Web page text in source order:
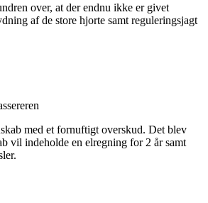
over, at der endnu ikke er givet
af de store hjorte samt reguleringsjagt
med et fornuftigt overskud. Det blev
vil indeholde en elregning for 2 år samt